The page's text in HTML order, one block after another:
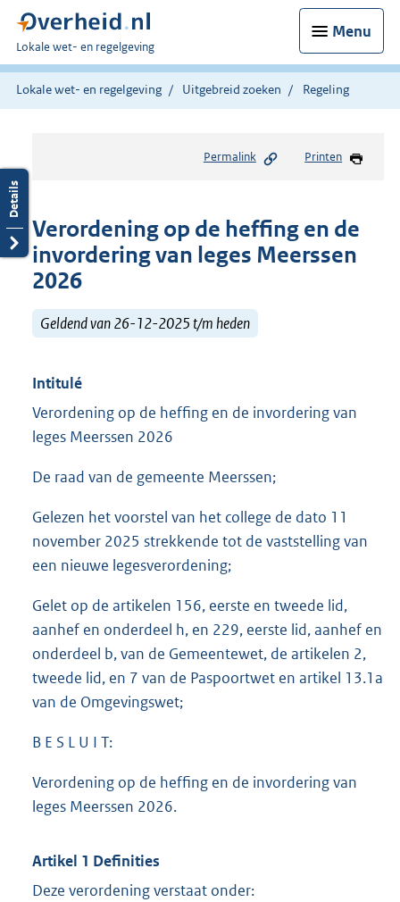
Menu
U
bent
hier:
Lokale wet- en regelgeving
Lokale wet- en regelgeving Uitgebreid zoeken Regeling
Permalink Printen
Verordening op de heffing en de
invordering van leges Meerssen
2026
Geldend van 26-12-2025 t/m heden
Intitulé
Verordening op de heffing en de invordering van
leges Meerssen 2026
De raad van de gemeente Meerssen;
Gelezen het voorstel van het college de dato 11
november 2025 strekkende tot de vaststelling van
een nieuwe legesverordening;
Gelet op de artikelen 156, eerste en tweede lid,
aanhef en onderdeel h, en 229, eerste lid, aanhef en
onderdeel b, van de Gemeentewet, de artikelen 2,
tweede lid, en 7 van de Paspoortwet en artikel 13.1a
van de Omgevingswet;
B E S L U I T:
Verordening op de heffing en de invordering van
leges Meerssen 2026.
Artikel 1 Definities
Deze verordening verstaat onder: